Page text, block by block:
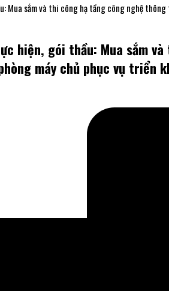
sắm và thi công hạ tầng công nghệ
hiện, gói thầu: Mua sắm
máy chủ phục vụ triển